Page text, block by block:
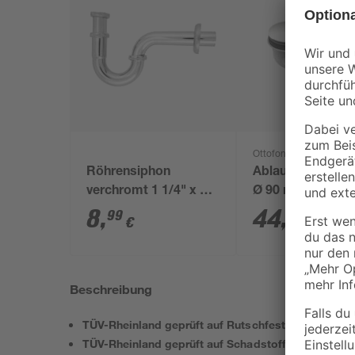
Röhrensiphon
verchromt 1 1/4" x 32
mm
8,99 €
Ottofond
Ablaufgarnitur
Ø 90 mm
44, €
Beschreibung
TÜV-Rheinland geprüft auf Rutschfestigkeit
TÜV-Rheinland geprüft auf Schadstoffe